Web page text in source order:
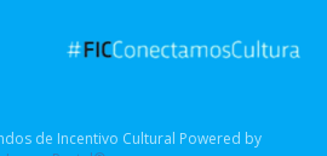
de Incentivo Cultural Powered by